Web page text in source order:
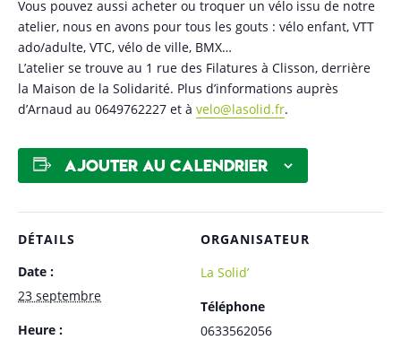
Vous pouvez aussi acheter ou troquer un vélo issu de notre
atelier, nous en avons pour tous les gouts : vélo enfant, VTT
ado/adulte, VTC, vélo de ville, BMX…
L’atelier se trouve au 1 rue des Filatures à Clisson, derrière
la Maison de la Solidarité. Plus d’informations auprès
d’Arnaud au 0649762227 et à velo@lasolid.fr.
Ajouter au calendrier
DÉTAILS
Date :
23 septembre
Heure :
ORGANISATEUR
La Solid’
Téléphone
0633562056